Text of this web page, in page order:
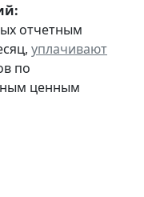
отчетным
уплачивают
по
ценным